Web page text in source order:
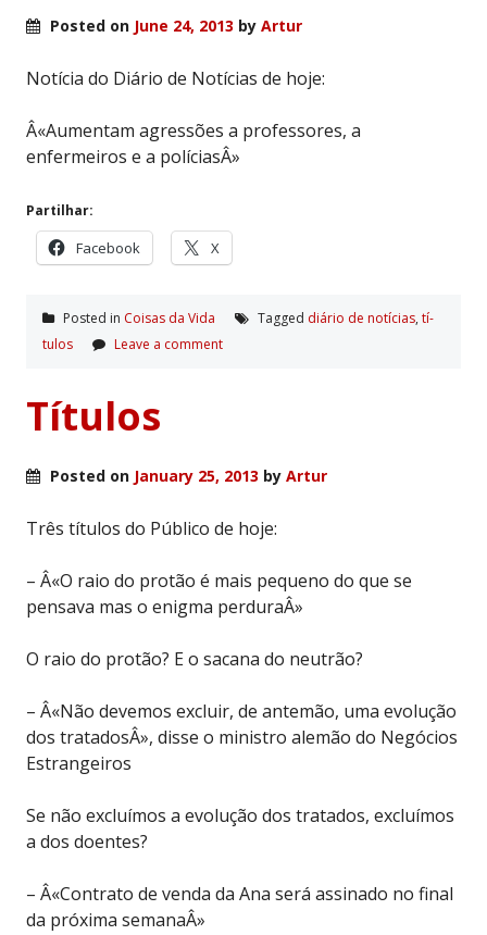
Posted on June 24, 2013 by Artur
Notícia do Diário de Notícias de hoje:
Â«Aumentam agressões a professores, a
enfermeiros e a políciasÂ»
Partilhar:
Facebook X
Posted in Coisas da Vida Tagged diário de notí­cias, tí­
tulos
Leave a comment
Títulos
Posted on January 25, 2013 by Artur
Três títulos do Público de hoje:
– Â«O raio do protão é mais pequeno do que se
pensava mas o enigma perduraÂ»
O raio do protão? E o sacana do neutrão?
– Â«Não devemos excluir, de antemão, uma evolução
dos tratadosÂ», disse o ministro alemão do Negócios
Estrangeiros
Se não excluímos a evolução dos tratados, excluímos
a dos doentes?
– Â«Contrato de venda da Ana será assinado no final
da próxima semanaÂ»